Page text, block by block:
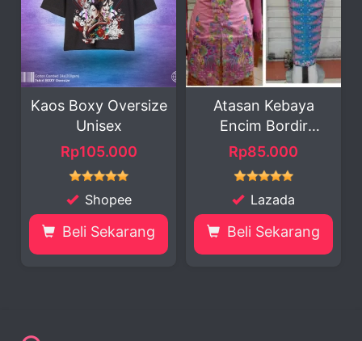
Oversize
Sekarang
Atasan Kebaya
Encim Bordir
Burung Ke...
Beli Sekarang
Koko
Beli